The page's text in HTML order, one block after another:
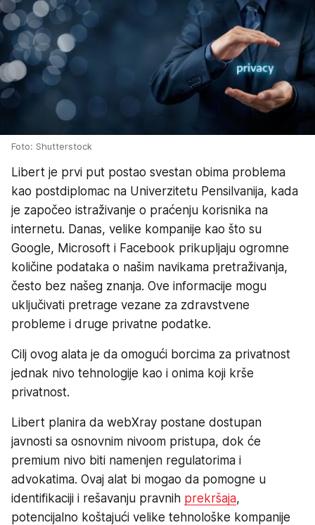
Foto: Shutterstock
Libert je prvi put postao svestan obima problema
kao postdiplomac na Univerzitetu Pensilvanija, kada
je započeo istraživanje o praćenju korisnika na
internetu. Danas, velike kompanije kao što su
Google, Microsoft i Facebook prikupljaju ogromne
količine podataka o našim navikama pretraživanja,
često bez našeg znanja. Ove informacije mogu
uključivati pretrage vezane za zdravstvene
probleme i druge privatne podatke.
Cilj ovog alata je da omogući borcima za privatnost
jednak nivo tehnologije kao i onima koji krše
privatnost.
Libert planira da webXray postane dostupan
javnosti sa osnovnim nivoom pristupa, dok će
premium nivo biti namenjen regulatorima i
advokatima. Ovaj alat bi mogao da pomogne u
identifikaciji i rešavanju pravnih prekršaja,
potencijalno koštajući velike tehnološke kompanije